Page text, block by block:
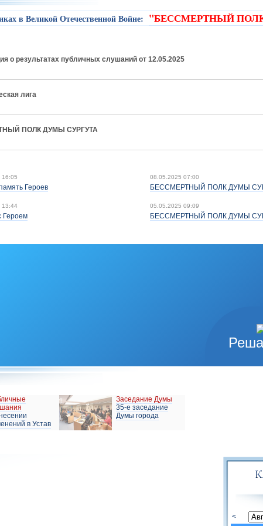
в Великой Отечественной Войне: "БЕССМЕРТНЫЙ
о результатах публичных слушаний от 12.05.2025
лига
ПОЛК ДУМЫ СУРГУТА
16:05
Героев
08.05.2025 07:00
БЕССМЕРТНЫЙ ПОЛК ДУМЫ
13:44
Героем
05.05.2025 09:09
БЕССМЕРТНЫЙ ПОЛК ДУМЫ
в Устав
Заседание Думы
35-е заседание
Думы города
<